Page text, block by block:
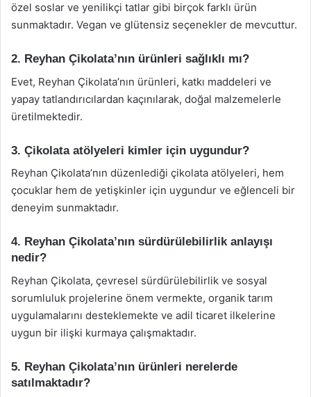
özel soslar ve yenilikçi tatlar gibi birçok farklı ürün
sunmaktadır. Vegan ve glütensiz seçenekler de mevcuttur.
2. Reyhan Çikolata’nın ürünleri sağlıklı mı?
Evet, Reyhan Çikolata’nın ürünleri, katkı maddeleri ve
yapay tatlandırıcılardan kaçınılarak, doğal malzemelerle
üretilmektedir.
3. Çikolata atölyeleri kimler için uygundur?
Reyhan Çikolata’nın düzenlediği çikolata atölyeleri, hem
çocuklar hem de yetişkinler için uygundur ve eğlenceli bir
deneyim sunmaktadır.
4. Reyhan Çikolata’nın sürdürülebilirlik anlayışı
nedir?
Reyhan Çikolata, çevresel sürdürülebilirlik ve sosyal
sorumluluk projelerine önem vermekte, organik tarım
uygulamalarını desteklemekte ve adil ticaret ilkelerine
uygun bir ilişki kurmaya çalışmaktadır.
5. Reyhan Çikolata’nın ürünleri nerelerde
satılmaktadır?